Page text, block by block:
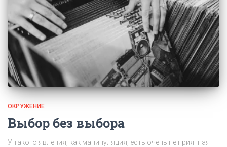
ОКРУЖЕНИЕ
Выбор без выбора
У такого явления, как манипуляция, есть очень не приятная